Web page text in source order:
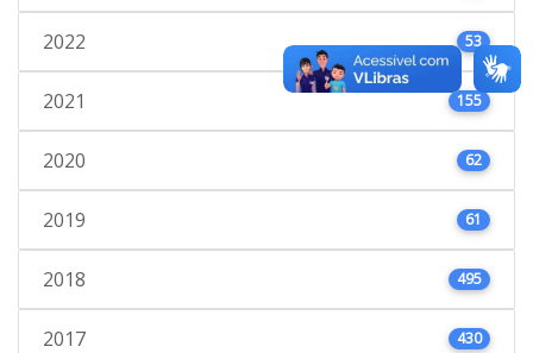
2022 53
2021 155
2020 62
2019 61
2018 495
2017 430